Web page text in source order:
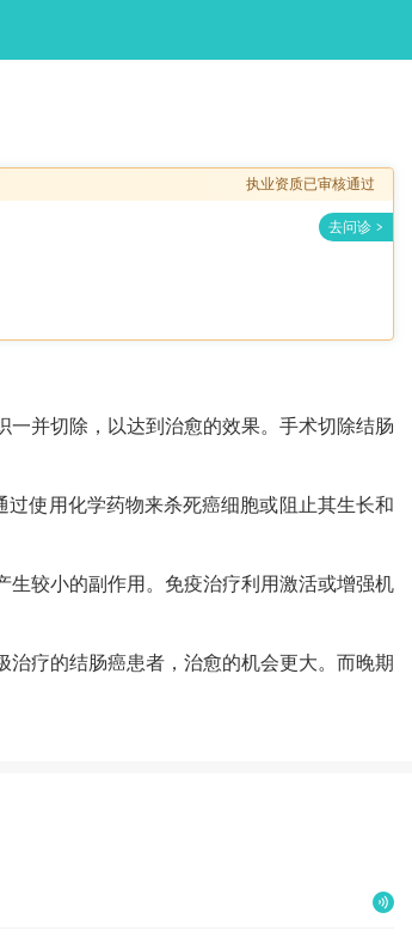
执业资质已审核通过
并切除，以达到治愈的效果。手术切除结肠
使用化学药物来杀死癌细胞或阻止其生长和
较小的副作用。免疫治疗利用激活或增强机
疗的结肠癌患者，治愈的机会更大。而晚期